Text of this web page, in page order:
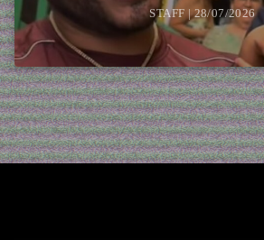
STAFF | 28/07/2026